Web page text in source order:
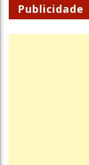
Publicidade